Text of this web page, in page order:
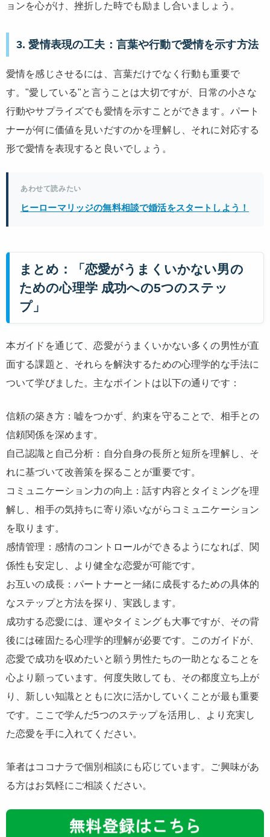
ョンを心がけ、挫折した時でも励まし合いましょう。
3. 愛情表現の工夫：言葉や行動で愛情を示す方法
愛情を感じさせるには、言葉だけでなく行動も重要で
す。"愛している"と言うことは大切ですが、日常の小さな
行動やサプライズでも愛情を示すことができます。パート
ナーが何に価値を見いだすのかを理解し、それに対応する
形で愛情を表現すると良いでしょう。
あわせて読みたい
ヒーローマリッジの無料相談で婚活をスタートしよう！
まとめ：「恋愛がうまくいかない男の
ための心理学 成功への5つのステッ
プ」
本ガイドを通じて、恋愛がうまくいかない多くの男性が直
面する課題と、それらを解決するための心理学的な手法に
ついて学びました。主なポイントは以下の通りです：
信頼の築き方：嘘をつかず、約束を守ることで、相手との
信頼関係を深めます。
自己認識と自己分析：自分自身の長所と短所を理解し、そ
れに基づいて改善策を探ることが重要です。
コミュニケーション力の向上：話す内容とタイミングを理
解し、相手の気持ちに寄り添いながらコミュニケーション
を取ります。
感情管理：感情のコントロールができるようになれば、関
係性も安定し、より健全な恋愛が可能です。
お互いの成長：パートナーと一緒に成長するための具体的
なステップと方法を探り、実践します。
成功する恋愛には、運やタイミングも大事ですが、その背
後には確固たる心理学的理解が必要です。このガイドが、
恋愛で成功を収めたいと願う男性たちの一助となることを
心より願っています。何度失敗しても、その都度立ち上が
り、新しい知識とともに次に活かしていくことが最も重要
です。ここで学んだ5つのステップを活用し、より充実し
た恋愛を手に入れてください。
筆者はココナラで個別相談にも応じています。ご興味があ
る方はお気軽にご相談ください。